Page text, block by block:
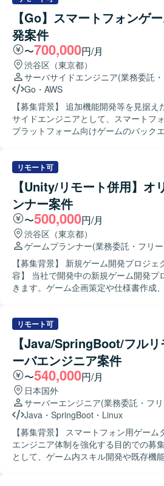
【Go】スマートフォンゲ
発案件
〜700,000円/月
渋谷区（東京都）
サーバサイドエンジニア(業務委託
Go ・ AWS
【募集背景】 追加機能開発等を見据えた増員のた
サイドエンジニアとして、スマートフ
プラットフォーム向けゲームのバック
ャッチアップしていく姿勢をお持ち
ームでサービスを育てていく意識をお持ちの方が望まし
IPの新規プロジェクトにおいて、マ
ンド開発に携わることができます。高
とで、スケーラビリティや信頼性を意識
環境】 インフラとして AWS / GCP な
用しています。Claude Code、Codex
ら開発を進めていきます。
リモート可
【Unity/リモート併用】
ンナー案件
〜500,000円/月
渋谷区（東京都）
ゲームプランナー(業務委託・フリ
【募集背景】 新規ゲーム開発プロジェク
容】 当社で開発中の新規ゲーム開発
きます。ゲーム企画策定や仕様書作成
インディーゲームやアドベンチャー
見し解決しながら業務を推進いただ
少数精鋭な環境で職能にこだわらず
を歓迎いたします。 【ポジションの魅力】 オリジナルIPや有力IPによる大規模ゲーム開発から
インディーゲーム開発まで、多様なプ
通貫で関わることができます。IPの価
の開発体制と高度な運用ノウハウを
ます。自律的に価値創出を行うカルチ
【開発環境】 ゲーム開発に最適な機
材や勉強会参加、R&D等の技術投資
ペースなども備えた開発環境となって
リモート可
【Java/SpringBoot/フル
ーバエンジニア案件
〜540,000円/月
日本国外
サーバーエンジニア(業務委託・フ
Java ・ SpringBoot ・ Linux
【募集背景】 スマートフォン用ゲー
エンジニア体制を強化する目的での募集となります。 【作業内容】
として、ゲーム内スキル開発や既存機